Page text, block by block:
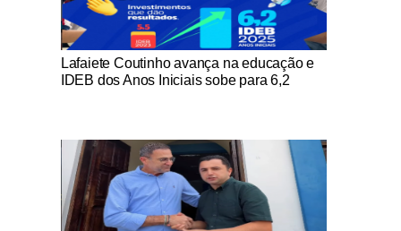
Notícias Católicas
Lafaiete Coutinho avança na educação e
IDEB dos Anos Iniciais sobe para 6,2